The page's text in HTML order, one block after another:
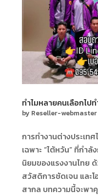
ทำไมหลายคนเลือกไป
by Reseller-webmaster
การทำงานต่างประเท
เฉพาะ “ไต้หวัน” ที่กำ
นิยมของแรงงานไทย
สวัสดิการชัดเจน และ
สากล บทความนี้จะพา